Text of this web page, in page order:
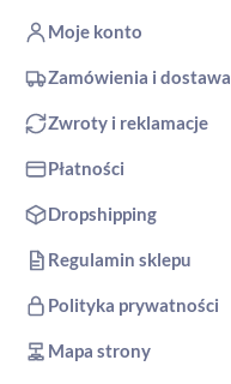
Moje konto
Zamówienia i dostawa
Zwroty i reklamacje
Płatności
Dropshipping
Regulamin sklepu
Polityka prywatności
Mapa strony